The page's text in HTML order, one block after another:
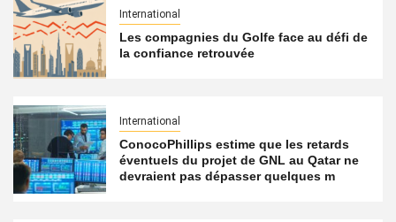
International
Les compagnies du Golfe face au défi de
la confiance retrouvée
International
ConocoPhillips estime que les retards
éventuels du projet de GNL au Qatar ne
devraient pas dépasser quelques m